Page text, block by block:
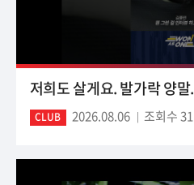
저희도 살게요. 발가락 양말.
CLUB 2026.08.06 조회수 31